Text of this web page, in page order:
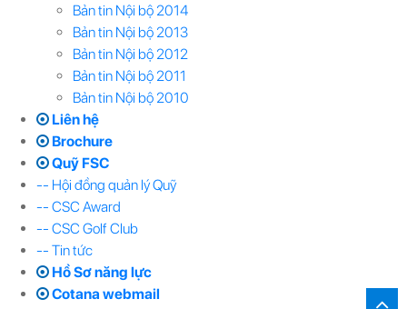
Bản tin Nội bộ 2014
Bản tin Nội bộ 2013
Bản tin Nội bộ 2012
Bản tin Nội bộ 2011
Bản tin Nội bộ 2010
Liên hệ
Brochure
Quỹ FSC
-- Hội đồng quản lý Quỹ
-- CSC Award
-- CSC Golf Club
-- Tin tức
Hồ Sơ năng lực
Cotana webmail